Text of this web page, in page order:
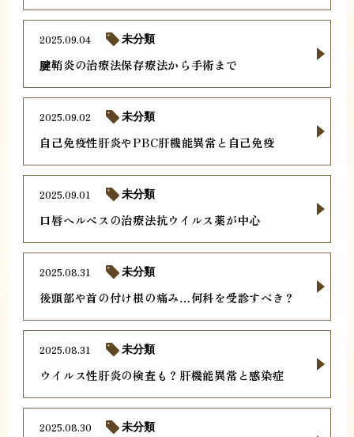
腱鞘炎の治療法保存療法から手術まで
2025.09.04 未分類
自己免疫性肝炎やPBC肝機能異常と自己免疫
2025.09.02 未分類
口唇ヘルペスの治療法抗ウイルス薬が中心
2025.09.01 未分類
後頭部や首の付け根の痛み…何科を受診すべき？
2025.08.31 未分類
ウイルス性肝炎の検査も？肝機能異常と感染症
2025.08.31 未分類
2025.08.30 未分類